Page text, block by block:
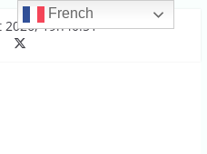
19h40:51
French